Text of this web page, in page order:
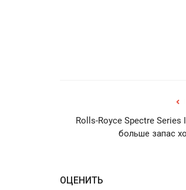
Rolls-Royce Spectre
больше запас
ОЦЕНИТЬ